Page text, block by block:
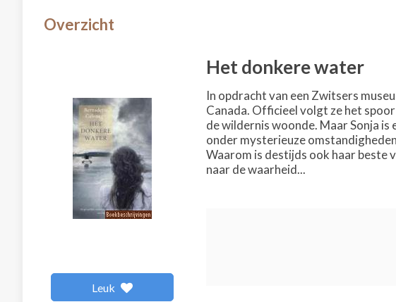
Overzicht
Leuk
Het donkere water
In opdracht van een Zwitsers
Canada. Officieel volgt ze het
de wildernis woonde. Maar Sonja
onder mysterieuze
Waarom is destijds ook haar beste
naar de waarheid...